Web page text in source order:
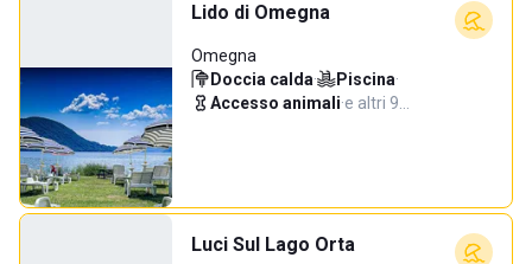
Lido di Omegna
Omegna
Doccia calda· Piscina·
Accesso animali·e altri 9…
Luci Sul Lago Orta